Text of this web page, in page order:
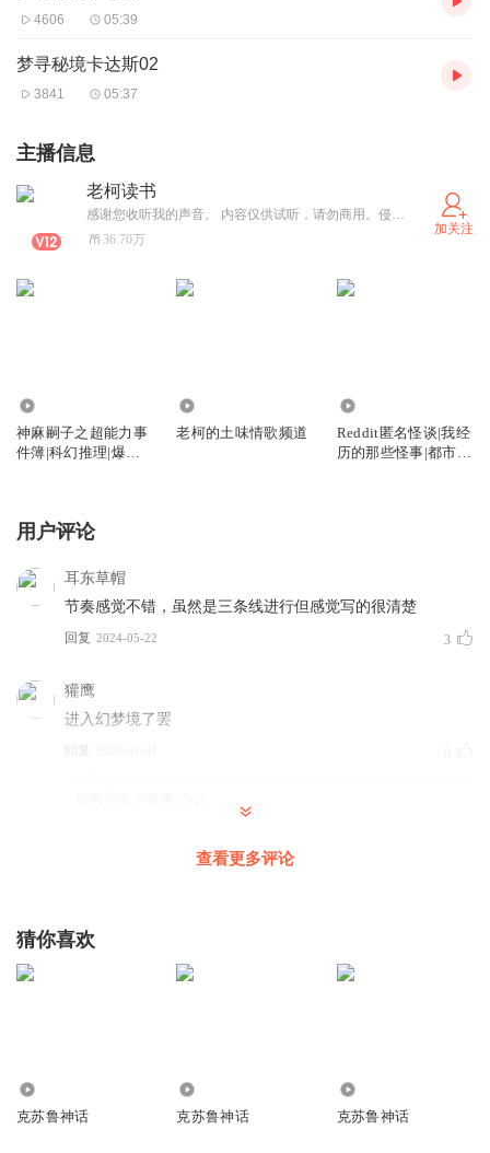
4606 05:39
梦寻秘境卡达斯02
3841 05:37
主播信息
老柯读书
感谢您收听我的声音。 内容仅供试听，请勿商用。侵权必删。
36.70万
加关注
神麻嗣子之超能力事
件簿|科幻推理|爆笑
老柯的土味情歌频道
Reddit匿名怪谈|我经
历的那些怪事|都市传
用户评论
耳东草帽
节奏感觉不错，虽然是三条线进行但感觉写的很清楚
回复 2024-05-22 3
獾鹰
进入幻梦境了罢
回复
查看更多评论
猜你喜欢
克苏鲁神话 克苏鲁神话 克苏鲁神话